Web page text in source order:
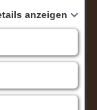
anzeigen